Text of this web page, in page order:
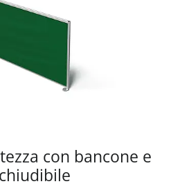
con bancone e